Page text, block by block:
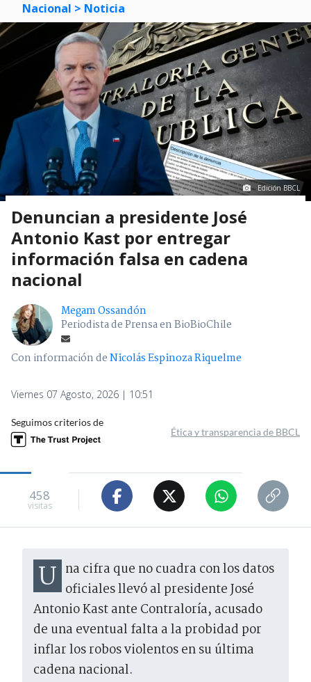
Nacional > Noticia
Edición BBCL
Denuncian a presidente José
Antonio Kast por entregar
información falsa en cadena
nacional
Megam Ossandón
Periodista de Prensa en BioBioChile
Con información deNicolás Espinoza Riquelme
Viernes 07 Agosto, 2026 | 10:51
Seguimos criterios de
Ética y transparencia de BBCL
458
visitas
Una cifra que no cuadra con los datos oficiales llevó al presidente José
Antonio Kast ante Contraloría, acusado
de una eventual falta a la probidad por
inflar los robos violentos en su última
cadena nacional.